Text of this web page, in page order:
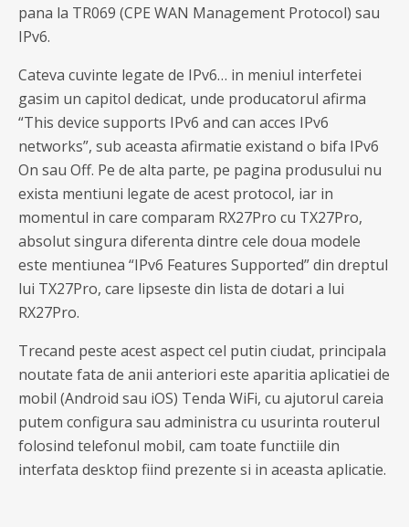
pana la TR069 (CPE WAN Management Protocol) sau
IPv6.
Cateva cuvinte legate de IPv6… in meniul interfetei
gasim un capitol dedicat, unde producatorul afirma
“This device supports IPv6 and can acces IPv6
networks”, sub aceasta afirmatie existand o bifa IPv6
On sau Off. Pe de alta parte, pe pagina produsului nu
exista mentiuni legate de acest protocol, iar in
momentul in care comparam RX27Pro cu TX27Pro,
absolut singura diferenta dintre cele doua modele
este mentiunea “IPv6 Features Supported” din dreptul
lui TX27Pro, care lipseste din lista de dotari a lui
RX27Pro.
Trecand peste acest aspect cel putin ciudat, principala
noutate fata de anii anteriori este aparitia aplicatiei de
mobil (Android sau iOS) Tenda WiFi, cu ajutorul careia
putem configura sau administra cu usurinta routerul
folosind telefonul mobil, cam toate functiile din
interfata desktop fiind prezente si in aceasta aplicatie.